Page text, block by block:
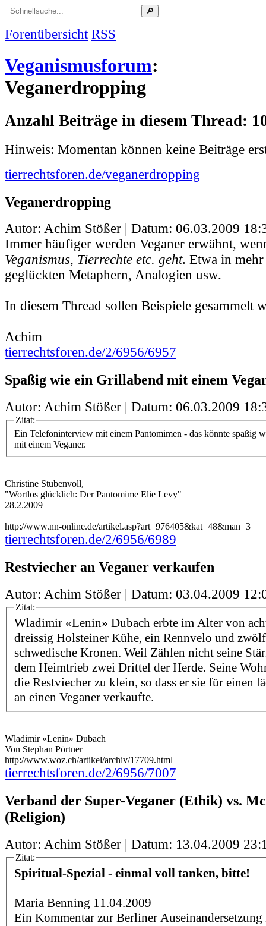
Forenübersicht RSS
Veganismusforum:
Veganerdropping
Anzahl Beiträge in diesem Thread:
Hinweis: Momentan können keine Beiträge
tierrechtsforen.de/veganerdropping
Veganerdropping
Autor: Achim Stößer | Datum: 06.03.2009
Immer häufiger werden Veganer erwähnt,
Veganismus, Tierrechte etc. geht. Etwa in
geglückten Metaphern, Analogien usw.
In diesem Thread sollen Beispiele gesammelt
Achim
tierrechtsforen.de/2/6956/6957
Spaßig wie ein Grillabend mit einem
Autor: Achim Stößer | Datum: 06.03.2009
Zitat:
Ein Telefoninterview mit einem Pantomimen - das könnte spaßig
mit einem Veganer.
Christine Stubenvoll,
"Wortlos glücklich: Der Pantomime Elie Levy"
28.2.2009
http://www.nn-online.de/artikel.asp?art=976405&kat=48&man=3
tierrechtsforen.de/2/6956/6989
Restviecher an Veganer verkaufen
Autor: Achim Stößer | Datum: 03.04.2009
Zitat:
Wladimir «Lenin» Dubach erbte im Alter von
dreissig Holsteiner Kühe, ein Rennvelo und
schwedische Kronen. Weil Zählen nicht seine
dem Heimtrieb zwei Drittel der Herde. Seine
die Restviecher zu klein, so dass er sie für einen
an einen Veganer verkaufte.
Wladimir «Lenin» Dubach
Von Stephan Pörtner
http://www.woz.ch/artikel/archiv/17709.html
tierrechtsforen.de/2/6956/7007
Verband der Super-Veganer (Ethik) vs.
(Religion)
Autor: Achim Stößer | Datum: 13.04.2009
Zitat:
Spiritual-Spezial - einmal voll tanken, bitte!
Maria Benning 11.04.2009
Ein Kommentar zur Berliner